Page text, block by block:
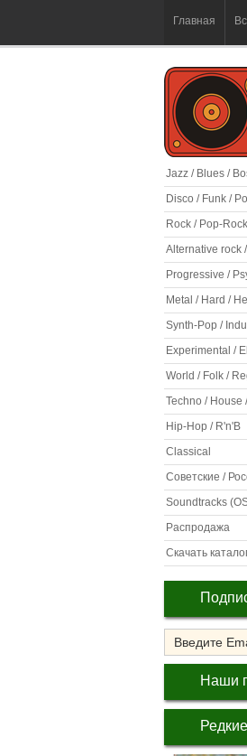
Главная
Jazz / Blues /
Disco / Funk /
Rock / Pop-
Alternative rock
Progressive /
Metal / Hard /
Synth-Pop /
Experimental /
World / Folk /
Techno / House
Hip-Hop / R'n'B
Classical
Советские /
Soundtracks
Распродажа
Скачать
Наши